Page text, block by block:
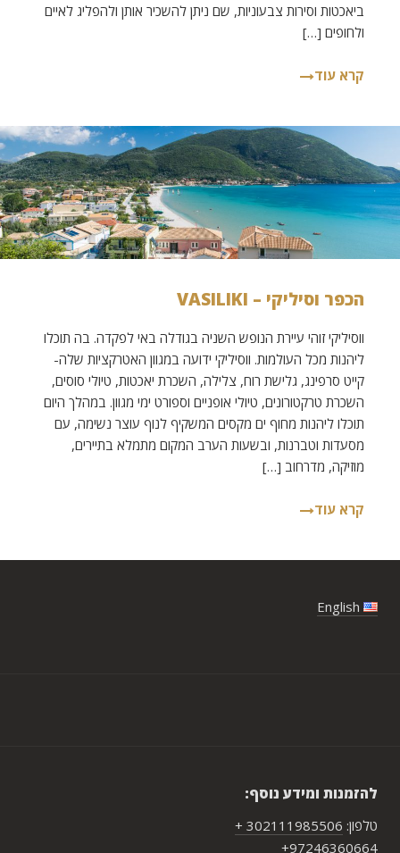
ביאכטות וסירות צבעוניות, שם ניתן להשכיר אותן ולהפליג לאיים
ולחופים […]
קרא עוד
הכפר וסיליקי – VASILIKI
ווסיליקי זוהי עיירת הנופש השניה בגודלה באי לפקדה. בה תוכלו
ליהנות מכל העולמות. ווסיליקי ידועה במגוון האטרקציות שלה-
קייט סרפינג, גלישת רוח, צלילה, השכרת יאכטות, טיולי סוסים,
השכרת טרקטורונים, טיולי אופניים וספורט ימי מגוון. במהלך היום
תוכלו ליהנות מחוף ים מקסים המשקיף לנוף עוצר נשימה, עם
מסעדות וטברנות, ובשעות הערב המקום מתמלא בתיירים,
מוזיקה, מדרחוב […]
קרא עוד
English
להזמנות ומידע נוסף:
טלפון: 302111985506 +
97246360664+